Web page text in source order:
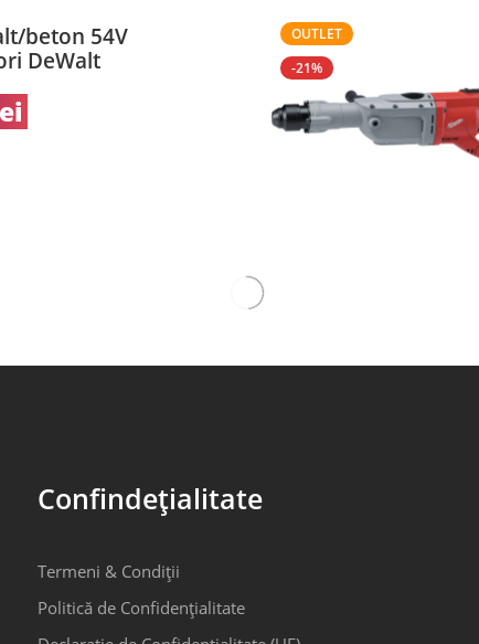
beton 54V
DeWalt
OUTLET
-21%
Confindețialitate
Termeni & Condiții
Politică de Confidențialitate